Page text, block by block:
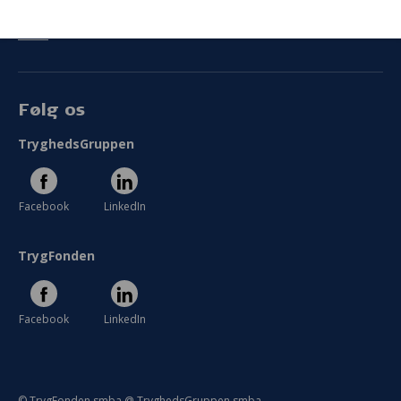
Følg os
TryghedsGruppen
Facebook LinkedIn
TrygFonden
Facebook LinkedIn